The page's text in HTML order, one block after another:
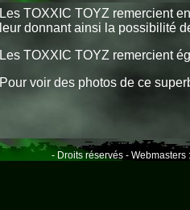
Les TOXXIC TOYZ remercient
leur donnant ainsi la possibilité
Les TOXXIC TOYZ remercient
Pour voir des photos de ce
- Droits réservés - Webmasters